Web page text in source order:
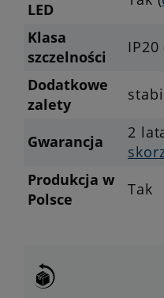
LED
Klasa
szczelności
IP20
Dodatkowe
zalety
Gwarancja 2
Produkcja w
Polsce
Tak